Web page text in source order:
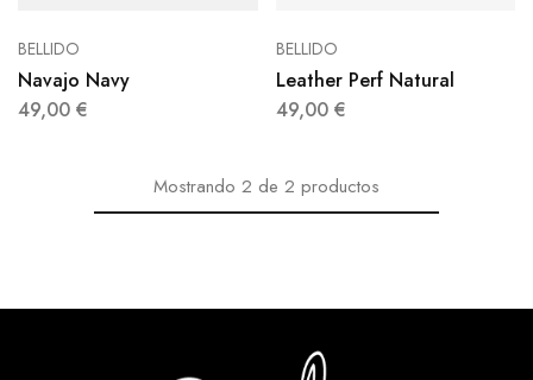
BELLIDO
Navajo Navy
49,00 €
BELLIDO
Leather Perf Natural
49,00 €
Mostrando 2 de 2 productos